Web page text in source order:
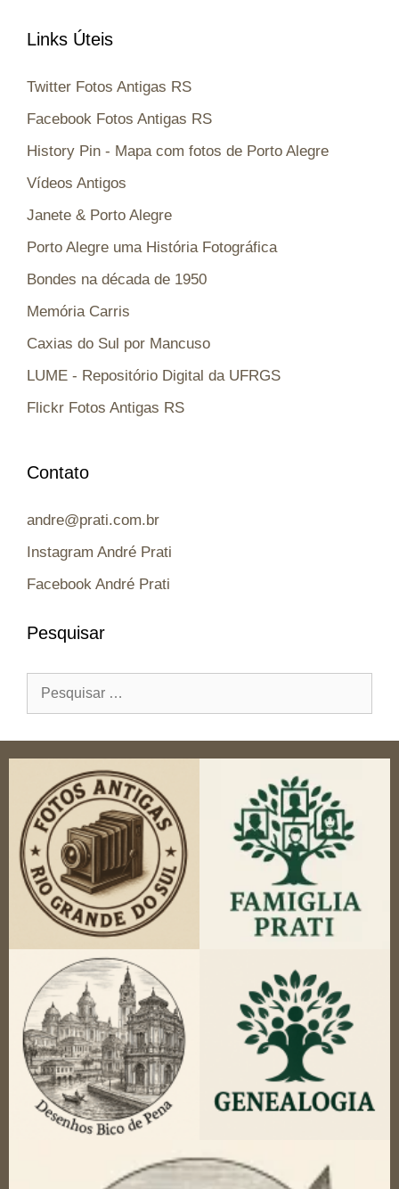
Links Úteis
Twitter Fotos Antigas RS
Facebook Fotos Antigas RS
History Pin - Mapa com fotos de Porto Alegre
Vídeos Antigos
Janete & Porto Alegre
Porto Alegre uma História Fotográfica
Bondes na década de 1950
Memória Carris
Caxias do Sul por Mancuso
LUME - Repositório Digital da UFRGS
Flickr Fotos Antigas RS
Contato
andre@prati.com.br
Instagram André Prati
Facebook André Prati
Pesquisar
Pesquisar
por: